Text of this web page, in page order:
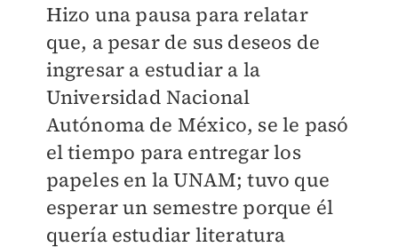
Hizo una pausa para relatar
que, a pesar de sus deseos de
ingresar a estudiar a la
Universidad Nacional
Autónoma de México, se le pasó
el tiempo para entregar los
papeles en la UNAM; tuvo que
esperar un semestre porque él
quería estudiar literatura